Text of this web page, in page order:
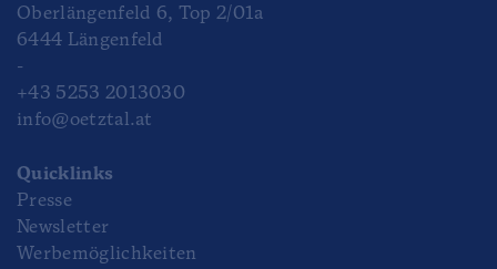
Oberlängenfeld 6, Top 2/01a
6444 Längenfeld
-
+43 5253 2013030
info@oetztal.at
Quicklinks
Presse
Newsletter
Werbemöglichkeiten